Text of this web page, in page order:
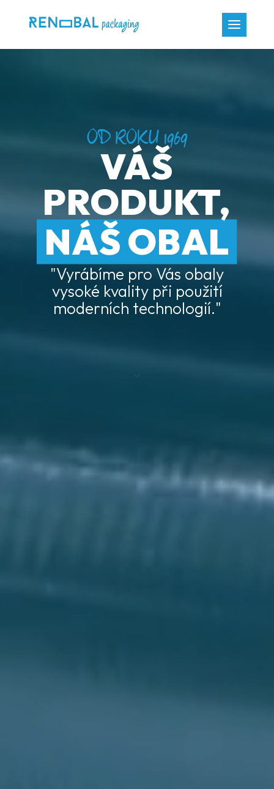
OD ROKU 1969
VÁŠ
PRODUKT,
NÁŠ OBAL
"Vyrábíme pro Vás obaly
vysoké kvality při použití
moderních technologií."
3